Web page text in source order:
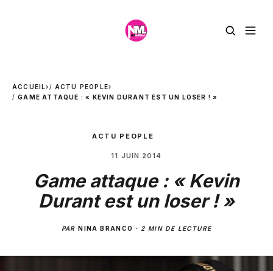
ACCUEIL› ACTU PEOPLE›
GAME ATTAQUE : « KEVIN DURANT EST UN LOSER ! »
ACTU PEOPLE
11 JUIN 2014
Game attaque : « Kevin
Durant est un loser ! »
PARNINA BRANCO · 2 MIN DE LECTURE